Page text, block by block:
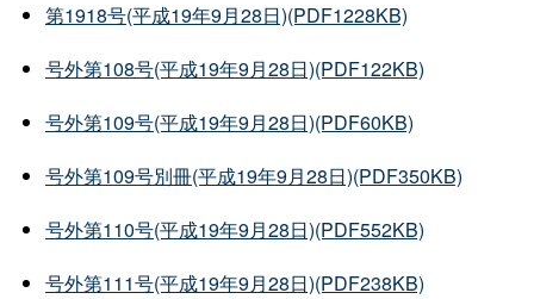
第1918号(平成19年9月28日)(PDF1228KB)
号外第108号(平成19年9月28日)(PDF122KB)
号外第109号(平成19年9月28日)(PDF60KB)
号外第109号別冊(平成19年9月28日)(PDF350KB)
号外第110号(平成19年9月28日)(PDF552KB)
号外第111号(平成19年9月28日)(PDF238KB)